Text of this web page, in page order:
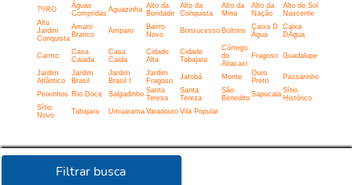
Filtrar busca
7º/RO
Águas
Compridas Aguazinha Alto da
Bondade
Alto da
Conquista
Alto da
Mina
Alto da
Nação
Alto do Sol
Nascente
Alto
Jardim
Conquista
Amaro
Branco
Amparo
Bairro
Novo
Bonsucesso Bultrins
Caixa D
Água
Caixa
DÁgua
Carmo
Casa
Caiada
Casa
Caida
Cidade
Alta
Cidade
Tabajara
Córrego
do
Abacaxi
Fragoso Guadalupe
Jardim
Atlântico
Jardim
Brasil
Jardim
Brasil I
Jardim
Fragoso
Jatobá Monte
Ouro
Preto
Passarinho
Peixinhos Rio Doce Salgadinho Santa
Teresa
Santa
Tereza
São
Benedito Sapucaia Sítio
Histórico
Sítio
Novo
Tabajara Umuarama Varadouro Vila Popular